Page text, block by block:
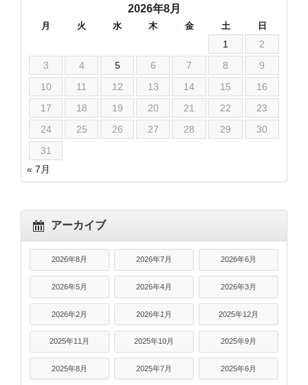
2026年8月
月 火 水 木 金 土 日
1
2
3
4 5 6 7 8
9
10
11 12 13 14 15
16
17
18 19 20 21 22
23
24
25 26 27 28 29
30
31
« 7月
アーカイブ
2026年8月 2026年7月 2026年6月
2026年5月 2026年4月 2026年3月
2026年2月 2026年1月 2025年12月
2025年11月 2025年10月 2025年9月
2025年8月 2025年7月 2025年6月